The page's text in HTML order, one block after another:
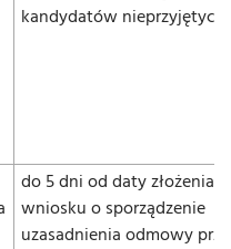
kandydatów nieprzyjętych
do 5 dni od daty złożenia
wniosku o sporządzenie
uzasadnienia odmowy